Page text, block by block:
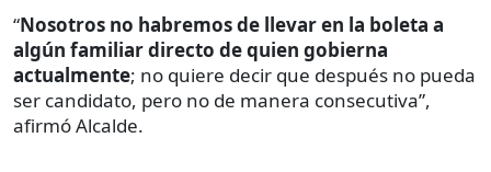
“Nosotros no habremos de llevar en la boleta a
algún familiar directo de quien gobierna
actualmente; no quiere decir que después no pueda
ser candidato, pero no de manera consecutiva”,
afirmó Alcalde.